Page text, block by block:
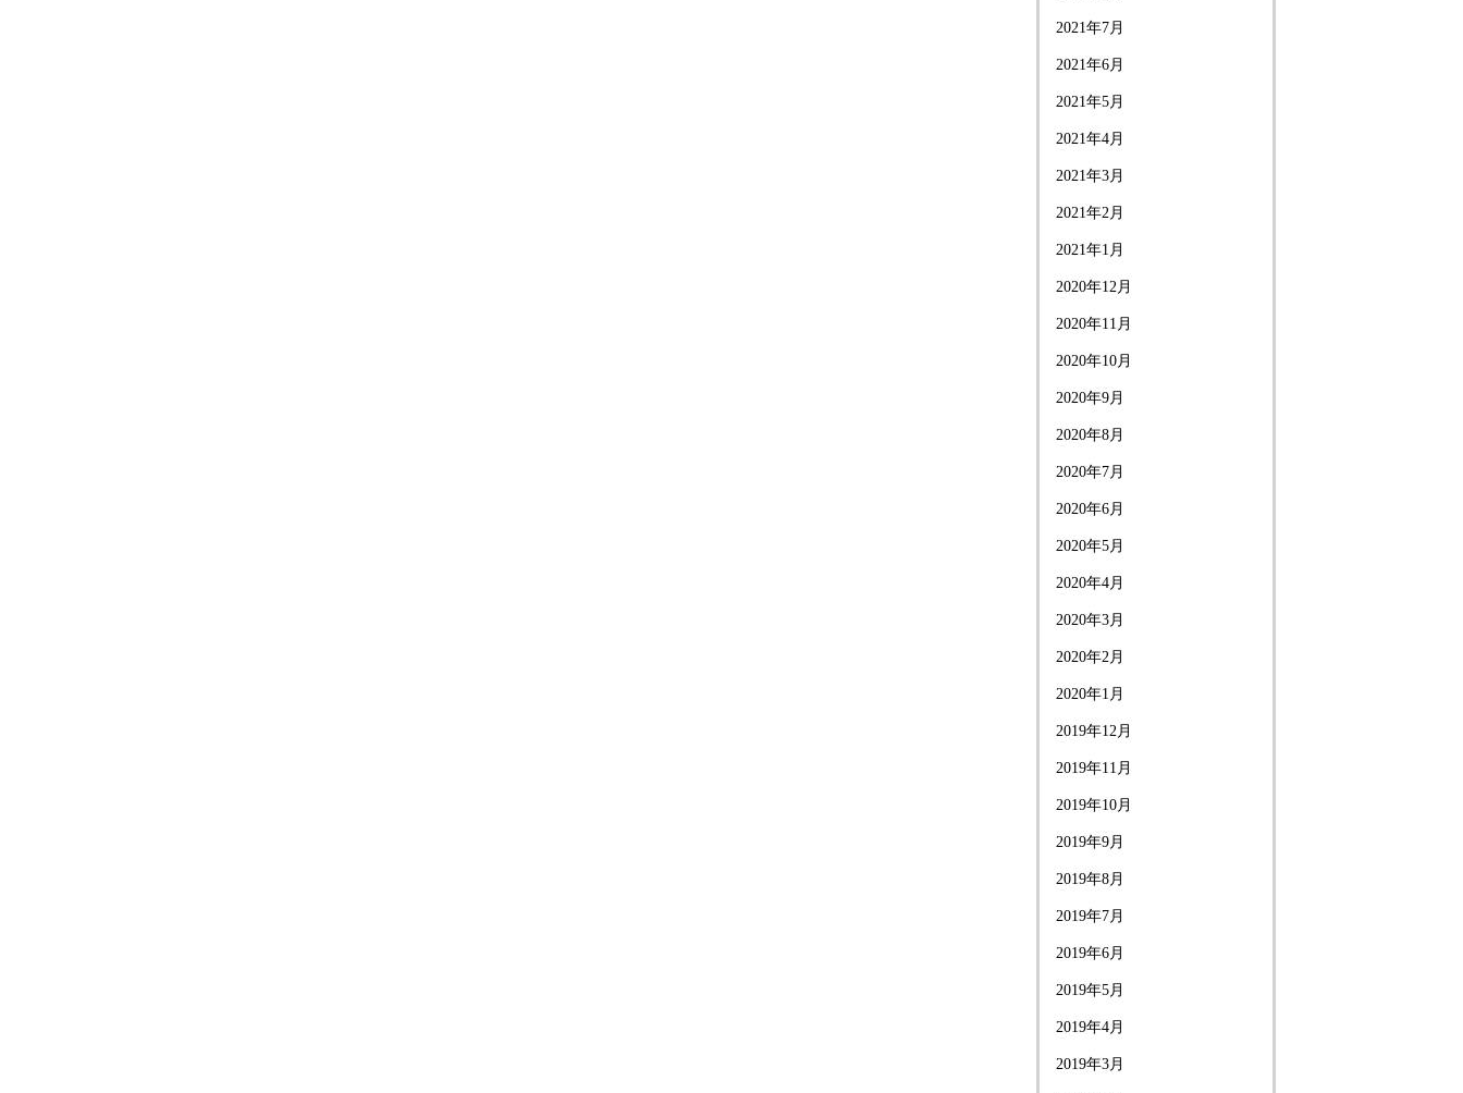
2021年7月
2021年6月
2021年5月
2021年4月
2021年3月
2021年2月
2021年1月
2020年12月
2020年11月
2020年10月
2020年9月
2020年8月
2020年7月
2020年6月
2020年5月
2020年4月
2020年3月
2020年2月
2020年1月
2019年12月
2019年11月
2019年10月
2019年9月
2019年8月
2019年7月
2019年6月
2019年5月
2019年4月
2019年3月